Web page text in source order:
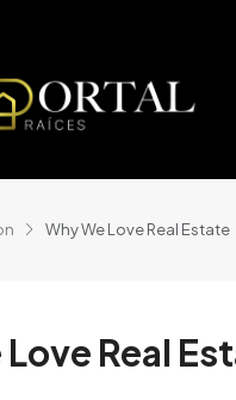
Why We Love Real Estate
Real